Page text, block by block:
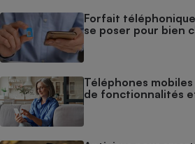
Forfait
se poser pour bien
Téléphones
de fonctionnalités